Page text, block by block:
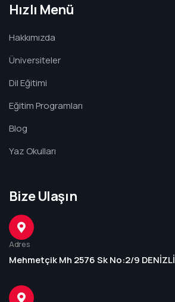
Hızlı Menü
Hakkımızda
Üniversiteler
Dil Eğitimi
Eğitim Programları
Blog
Yaz Okulları
Bize Ulaşın
Adres
Mehmetçik Mh 2576 Sk No:2/9 DENİZLİ